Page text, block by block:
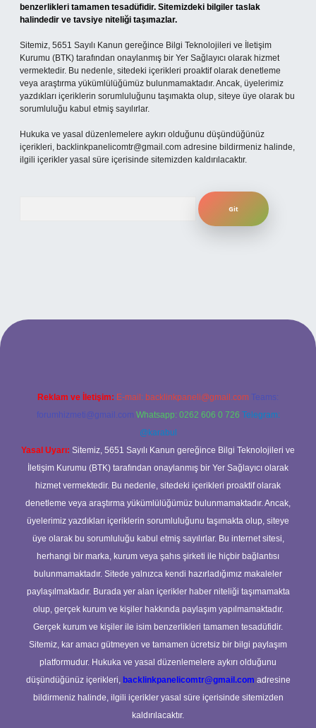
benzerlikleri tamamen tesadüfidir. Sitemizdeki bilgiler taslak
halindedir ve tavsiye niteliği taşımazlar.
Sitemiz, 5651 Sayılı Kanun gereğince Bilgi Teknolojileri ve İletişim
Kurumu (BTK) tarafından onaylanmış bir Yer Sağlayıcı olarak hizmet
vermektedir. Bu nedenle, sitedeki içerikleri proaktif olarak denetleme
veya araştırma yükümlülüğümüz bulunmamaktadır. Ancak, üyelerimiz
yazdıkları içeriklerin sorumluluğunu taşımakta olup, siteye üye olarak bu
sorumluluğu kabul etmiş sayılırlar.
Hukuka ve yasal düzenlemelere aykırı olduğunu düşündüğünüz
içerikleri, backlinkpanelicomtr@gmail.com adresine bildirmeniz halinde,
ilgili içerikler yasal süre içerisinde sitemizden kaldırılacaktır.
Reklam ve İletişim: E-mail: backlinkpaneli@gmail.com Teams:
forumhizmeti@gmail.com Whatsapp: 0262 606 0 726 Telegram:
@karabul
Yasal Uyarı: Sitemiz, 5651 Sayılı Kanun gereğince Bilgi Teknolojileri ve
İletişim Kurumu (BTK) tarafından onaylanmış bir Yer Sağlayıcı olarak
hizmet vermektedir. Bu nedenle, sitedeki içerikleri proaktif olarak
denetleme veya araştırma yükümlülüğümüz bulunmamaktadır. Ancak,
üyelerimiz yazdıkları içeriklerin sorumluluğunu taşımakta olup, siteye
üye olarak bu sorumluluğu kabul etmiş sayılırlar. Bu internet sitesi,
herhangi bir marka, kurum veya şahıs şirketi ile hiçbir bağlantısı
bulunmamaktadır. Sitede yalnızca kendi hazırladığımız makaleler
paylaşılmaktadır. Burada yer alan içerikler haber niteliği taşımamakta
olup, gerçek kurum ve kişiler hakkında paylaşım yapılmamaktadır.
Gerçek kurum ve kişiler ile isim benzerlikleri tamamen tesadüfidir.
Sitemiz, kar amacı gütmeyen ve tamamen ücretsiz bir bilgi paylaşım
platformudur. Hukuka ve yasal düzenlemelere aykırı olduğunu
düşündüğünüz içerikleri, backlinkpanelicomtr@gmail.com adresine
bildirmeniz halinde, ilgili içerikler yasal süre içerisinde sitemizden
kaldırılacaktır.